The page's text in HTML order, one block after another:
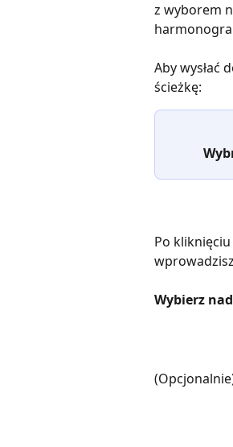
z wyborem
Aby wysłać
ścieżkę:
Po
Wybierz